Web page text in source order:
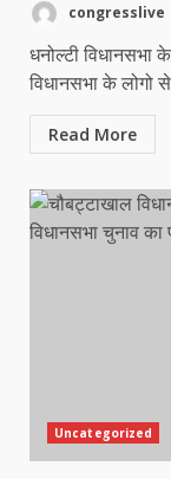
congresslive
धनोल्टी विधानसभा
विधानसभा के लोगो
Read More
Uncategorized